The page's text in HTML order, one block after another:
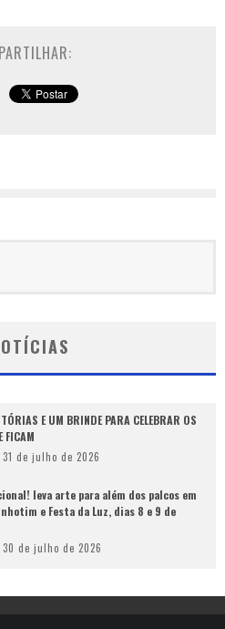
E UM BRINDE PARA CELEBRAR OS
FICAM
31 de julho de 2026
leva arte para além dos palcos em
e Festa da Luz, dias 8 e 9 de
30 de julho de 2026